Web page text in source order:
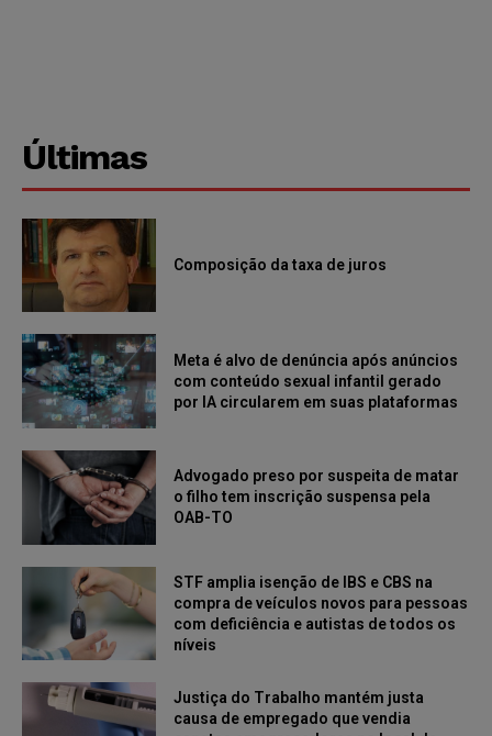
Últimas
Composição da taxa de juros
Meta é alvo de denúncia após anúncios
com conteúdo sexual infantil gerado
por IA circularem em suas plataformas
Advogado preso por suspeita de matar
o filho tem inscrição suspensa pela
OAB-TO
STF amplia isenção de IBS e CBS na
compra de veículos novos para pessoas
com deficiência e autistas de todos os
níveis
Justiça do Trabalho mantém justa
causa de empregado que vendia